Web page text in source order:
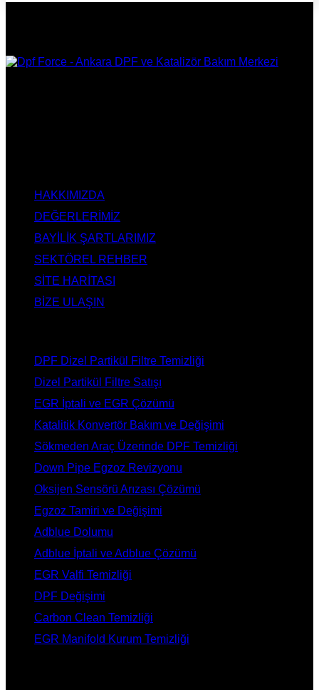
HAKKIMIZDA
DEĞERLERİMİZ
BAYİLİK ŞARTLARIMIZ
SEKTÖREL REHBER
SİTE HARİTASI
BİZE ULAŞIN
DPF Dizel Partikül Filtre Temizliği
Dizel Partikül Filtre Satışı
EGR İptali ve EGR Çözümü
Katalitik Konvertör Bakım ve Değişimi
Sökmeden Araç Üzerinde DPF Temizliği
Down Pipe Egzoz Revizyonu
Oksijen Sensörü Arızası Çözümü
Egzoz Tamiri ve Değişimi
Adblue Dolumu
Adblue İptali ve Adblue Çözümü
EGR Valfi Temizliği
DPF Değişimi
Carbon Clean Temizliği
EGR Manifold Kurum Temizliği